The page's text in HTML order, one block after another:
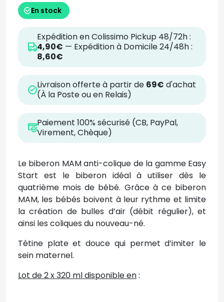
En stock
Expédition en Colissimo Pickup 48/72h :
4,90€ — Expédition à Domicile 24/48h :
8,60€
Livraison offerte à partir de 69€ d'achat
(À la Poste ou en Relais)
Paiement 100% sécurisé (CB, PayPal,
Virement, Chèque)
Le biberon MAM anti-colique de la gamme Easy
Start est le biberon idéal à utiliser dès le
quatrième mois de bébé. Grâce à ce biberon
MAM, les bébés boivent à leur rythme et limite
la création de bulles d’air (débit régulier), et
ainsi les coliques du nouveau-né.
Tétine plate et douce qui permet d’imiter le
sein maternel.
Lot de 2 x 320 ml disponible en: